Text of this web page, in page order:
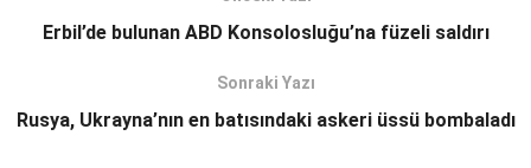
Erbil’de bulunan ABD Konsolosluğu’na füzeli saldırı
Sonraki Yazı
Rusya, Ukrayna’nın en batısındaki askeri üssü bombaladı